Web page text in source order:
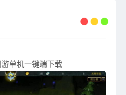
单机一键端下载